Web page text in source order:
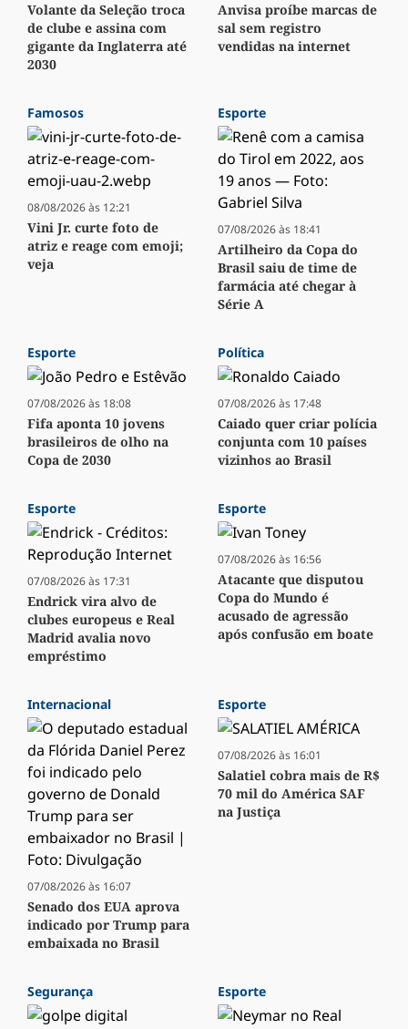
Volante da Seleção troca
de clube e assina com
gigante da Inglaterra até
2030
Anvisa proíbe marcas de
sal sem registro
vendidas na internet
Famosos
08/08/2026 às 12:21
Vini Jr. curte foto de
atriz e reage com emoji;
veja
Esporte
07/08/2026 às 18:41
Artilheiro da Copa do
Brasil saiu de time de
farmácia até chegar à
Série A
Esporte
07/08/2026 às 18:08
Fifa aponta 10 jovens
brasileiros de olho na
Copa de 2030
Política
07/08/2026 às 17:48
Caiado quer criar polícia
conjunta com 10 países
vizinhos ao Brasil
Esporte
07/08/2026 às 17:31
Endrick vira alvo de
clubes europeus e Real
Madrid avalia novo
empréstimo
Esporte
07/08/2026 às 16:56
Atacante que disputou
Copa do Mundo é
acusado de agressão
após confusão em boate
Internacional
07/08/2026 às 16:07
Senado dos EUA aprova
indicado por Trump para
embaixada no Brasil
Esporte
07/08/2026 às 16:01
Salatiel cobra mais de R$
70 mil do América SAF
na Justiça
Segurança Esporte